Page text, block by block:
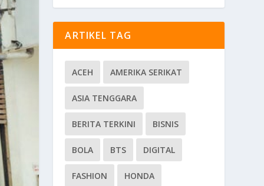
ARTIKEL TAG
ACEH AMERIKA SERIKAT
ASIA TENGGARA
BERITA TERKINI BISNIS
BOLA BTS DIGITAL
FASHION HONDA